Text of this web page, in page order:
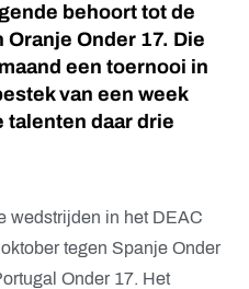
behoort tot de
Onder 17. Die
een toernooi in
van een week
talenten daar drie
wedstrijden in het DEAC
tegen Spanje Onder
Onder 17. Het